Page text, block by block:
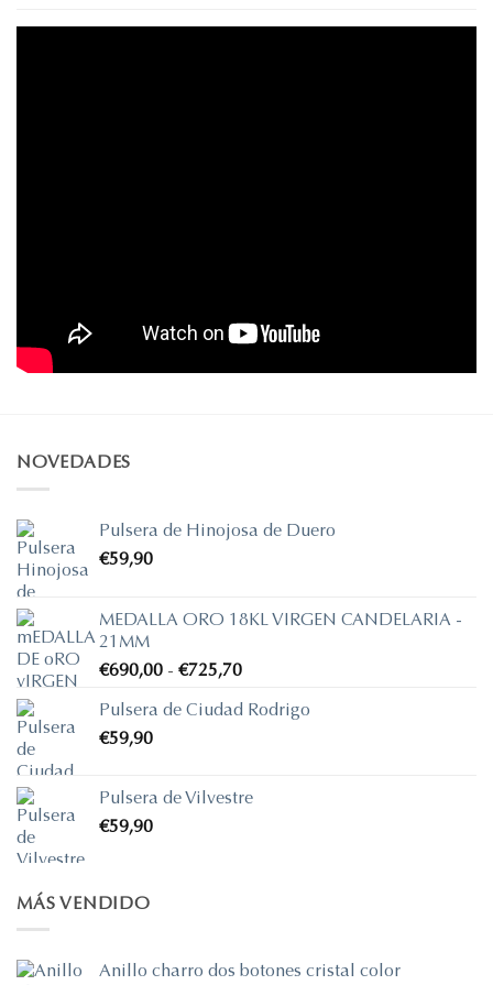
NOVEDADES
Pulsera de Hinojosa de Duero
€59,90
MEDALLA ORO 18KL VIRGEN CANDELARIA -
21MM
€690,00 - €725,70Rango
precios:
€725,70
Pulsera de Ciudad Rodrigo
€59,90
Pulsera de Vilvestre
€59,90
MÁS VENDIDO
Anillo charro dos botones cristal color